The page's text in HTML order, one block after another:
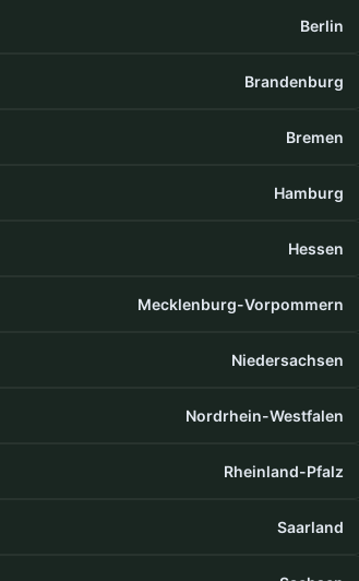
Berlin
Brandenburg
Bremen
Hamburg
Hessen
Mecklenburg-Vorpommern
Niedersachsen
Nordrhein-Westfalen
Rheinland-Pfalz
Saarland